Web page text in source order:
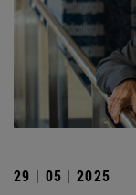
29 | 05 | 2025